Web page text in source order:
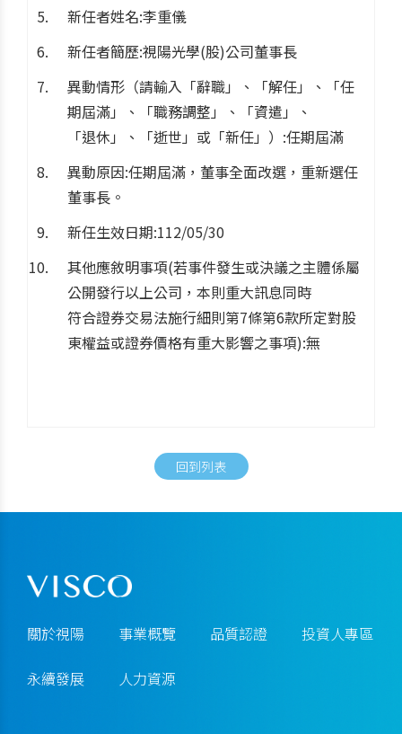
新任者姓名:李重儀
新任者簡歷:視陽光學(股)公司董事長
異動情形（請輸入「辭職」、「解任」、「任
期屆滿」、「職務調整」、「資遣」、
「退休」、「逝世」或「新任」）:任期屆滿
異動原因:任期屆滿，董事全面改選，重新選任
董事長。
新任生效日期:112/05/30
其他應敘明事項(若事件發生或決議之主體係屬
公開發行以上公司，本則重大訊息同時
符合證券交易法施行細則第7條第6款所定對股
東權益或證券價格有重大影響之事項):無
回到列表
關於視陽 事業概覽 品質認證 投資人專區
永續發展 人力資源